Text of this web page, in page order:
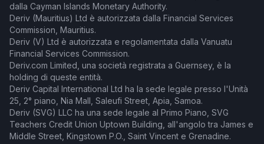
dalla Cayman Islands Monetary Authority.
Deriv (Mauritius) Ltd è autorizzata dalla Financial Services
Commission, Mauritius.
Deriv (V) Ltd è autorizzata e regolamentata dalla Vanuatu
Financial Services Commission.
Deriv.com Limited, una società registrata a Guernsey, è la
holding di queste entità.
Deriv Capital International Ltd ha la sede legale presso l'Unità
25, 2° piano, Nia Mall, Saleufi Street, Apia, Samoa.
Deriv (SVG) LLC ha una sede legale al Primo Piano, SVG
Teachers Credit Union Uptown Building, all'angolo tra James e
Middle Street, Kingstown P.O., Saint Vincent e Grenadine.